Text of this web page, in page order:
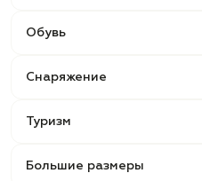
Обувь
Снаряжение
Туризм
Большие размеры